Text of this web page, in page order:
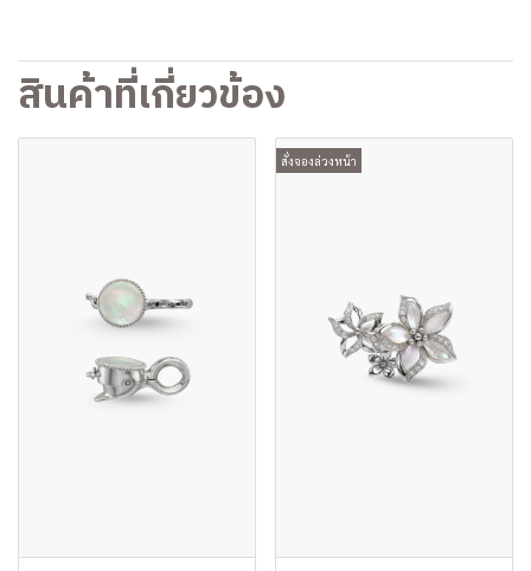
สินค้าที่เกี่ยวข้อง
สั่งจองล่วงหน้า